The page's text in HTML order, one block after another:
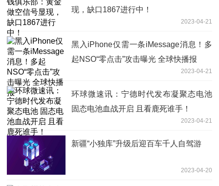
现，缺口1867进行中！
2023-04-21
黑入iPhone仅需一条iMessage消息！多
起NSO“零点击”攻击曝光 全球快播报
2023-04-21
环球微速讯：宁德时代发布凝聚态电池
固态电池血战开启 且看鹿死谁手！
2023-04-21
新疆“小独库”升级后迎百车千人自驾游
2023-04-20